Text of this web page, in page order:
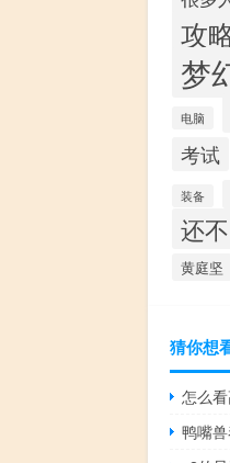
攻
梦
电脑
考试
装备
还不
黄庭坚
猜你想
怎么
鸭嘴